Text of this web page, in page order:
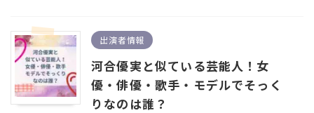
出演者情報
河合優実と似ている芸能人！女
優・俳優・歌手・モデルでそっく
りなのは誰？